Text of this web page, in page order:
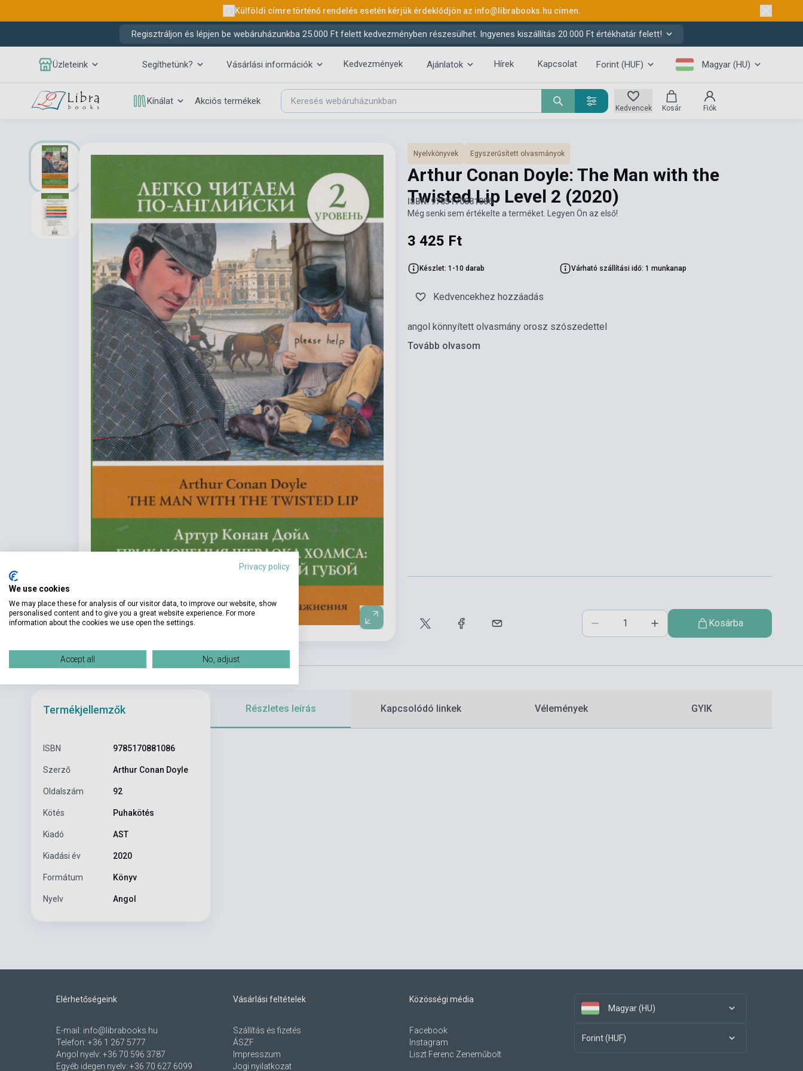
Külföldi címre történő rendelés esetén kérjük érdeklődjön az info@librabooks.hu címen.
Regisztráljon és lépjen be webáruházunkba 25.000 Ft felett kedvezményben részesülhet. Ingyenes kiszállítás 20.000 Ft értékhatár felett!
Üzleteink Segíthetünk? Vásárlási információk Kedvezmények Ajánlatok Hírek Kapcsolat Forint (HUF) Magyar (HU)
Kínálat Akciós termékek
Kedvencek Kosár Fiók
Nyelvkönyvek Egyszerűsített olvasmányok
Arthur Conan Doyle: The Man with the
Twisted Lip Level 2 (2020)
ISBN: 9785170881086
Még senki sem értékelte a terméket. Legyen Ön az első!
3 425 Ft
Készlet: 1-10 darab Várható szállítási idő: 1 munkanap
Kedvencekhez hozzáadás
angol könnyített olvasmány orosz szószedettel
Tovább olvasom
Kosárba
Termékjellemzők
ISBN 9785170881086
Szerző Arthur Conan Doyle
Oldalszám 92
Kötés Puhakötés
Kiadó AST
Kiadási év 2020
Formátum Könyv
Nyelv Angol
Részletes leírás Kapcsolódó linkek Vélemények GYIK
Elérhetőségeink
E-mail: info@librabooks.hu
Telefon: +36 1 267 5777
Angol nyelv: +36 70 596 3787
Egyéb idegen nyelv: +36 70 627 6099
Vásárlási feltételek
Szállítás és fizetés
ÁSZF
Impresszum
Jogi nyilatkozat
Közösségi média
Facebook
Instagram
Liszt Ferenc Zeneműbolt
Magyar (HU)
Forint (HUF)
Privacy policy
We use cookies
We may place these for analysis of our visitor data, to improve our website, show
personalised content and to give you a great website experience. For more
information about the cookies we use open the settings.
Accept all No, adjust